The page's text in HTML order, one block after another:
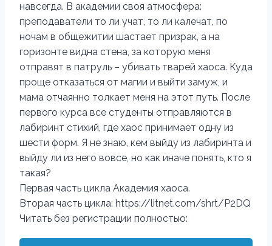
навсегда. В академии своя атмосфера:
преподаватели то ли учат, то ли калечат, по
ночам в общежитии шастает призрак, а на
горизонте видна стена, за которую меня
отправят в патруль – убивать тварей хаоса. Куда
проще отказаться от магии и выйти замуж, и
мама отчаянно толкает меня на этот путь. После
первого курса все студенты отправляются в
лабиринт стихий, где хаос принимает одну из
шести форм. Я не знаю, кем выйду из лабиринта и
выйду ли из него вовсе, но как иначе понять, кто я
такая?
Первая часть цикла Академия хаоса.
Вторая часть цикла: https://litnet.com/shrt/P2DQ
Читать без регистрации полностью: